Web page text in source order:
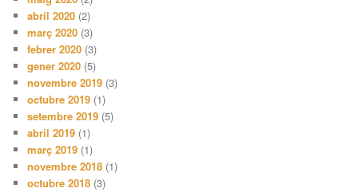
abril 2020 (2)
març 2020 (3)
febrer 2020 (3)
gener 2020 (5)
novembre 2019 (3)
octubre 2019 (1)
setembre 2019 (5)
abril 2019 (1)
març 2019 (1)
novembre 2018 (1)
octubre 2018 (3)